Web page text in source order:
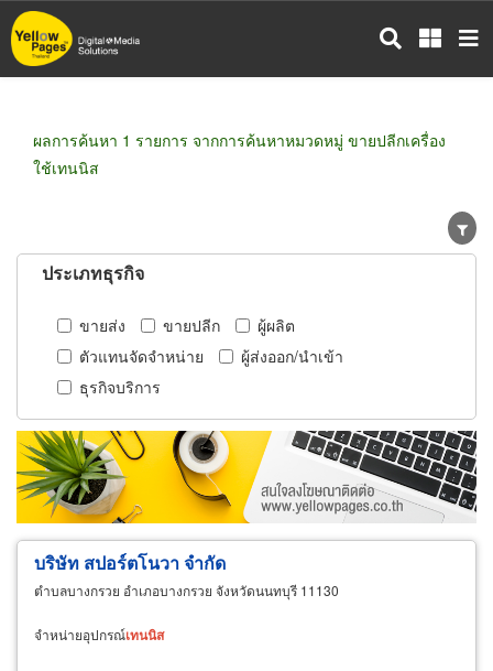
ข้าม
ไป
ผลการค้นหา 1 รายการ จากการค้นหาหมวดหมู่ ขายปลีกเครื่อง
ใช้เทนนิส
ประเภทธุรกิจ
ขายส่ง ขายปลีก
ผู้ผลิต
ตัวแทนจัดจำหน่าย
ผู้ส่งออก/นำเข้า
ธุรกิจบริการ
บริษัท สปอร์ตโนวา จำกัด
ตำบลบางกรวย อำเภอบางกรวย จังหวัดนนทบุรี 11130
จำหน่ายอุปกรณ์เทนนิส